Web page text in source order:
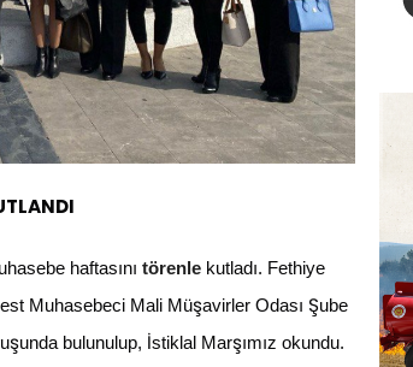
haftasını törenle kutladı. Fethiye
Muhasebeci Mali Müşavirler Odası Şube
şunda bulunulup, İstiklal Marşımız okundu.